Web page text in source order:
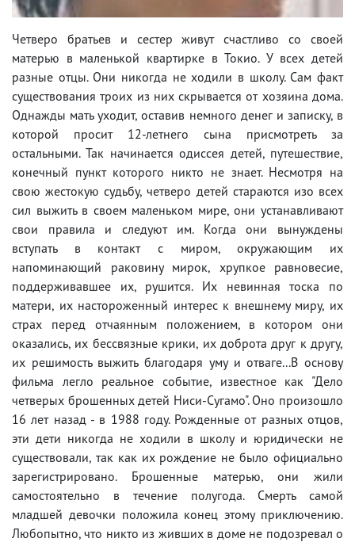
Четверо братьев и сестер живут счастливо со своей
матерью в маленькой квартирке в Токио. У всех детей
разные отцы. Они никогда не ходили в школу. Сам факт
существования троих из них скрывается от хозяина дома.
Однажды мать уходит, оставив немного денег и записку, в
которой просит 12-летнего сына присмотреть за
остальными. Так начинается одиссея детей, путешествие,
конечный пункт которого никто не знает. Несмотря на
свою жестокую судьбу, четверо детей стараются изо всех
сил выжить в своем маленьком мире, они устанавливают
свои правила и следуют им. Когда они вынуждены
вступать в контакт с миром, окружающим их
напоминающий раковину мирок, хрупкое равновесие,
поддерживавшее их, рушится. Их невинная тоска по
матери, их настороженный интерес к внешнему миру, их
страх перед отчаянным положением, в котором они
оказались, их бессвязные крики, их доброта друг к другу,
их решимость выжить благодаря уму и отваге...В основу
фильма легло реальное событие, известное как "Дело
четверых брошенных детей Ниси-Сугамо". Оно произошло
16 лет назад - в 1988 году. Рожденные от разных отцов,
эти дети никогда не ходили в школу и юридически не
существовали, так как их рождение не было официально
зарегистрировано. Брошенные матерью, они жили
самостоятельно в течение полугода. Смерть самой
младшей девочки положила конец этому приключению.
Любопытно, что никто из живших в доме не подозревал о